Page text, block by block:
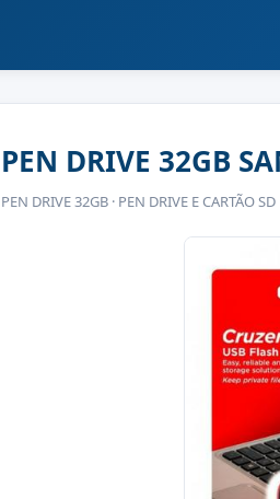
PEN DRIVE 32GB
PEN DRIVE 32GB · PEN DRIVE E CARTÃO SD